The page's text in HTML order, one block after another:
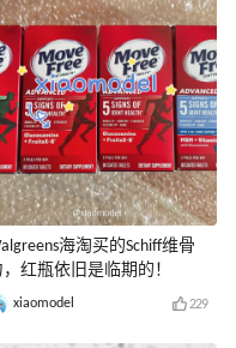
海淘买的Schiff维骨
，红瓶依旧是临期的！
xiaomodel 229